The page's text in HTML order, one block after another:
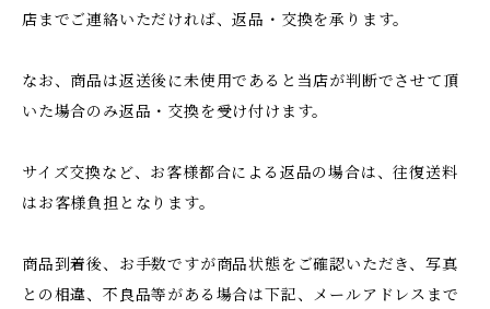
店までご連絡いただければ、返品・交換を承ります。
なお、商品は返送後に未使用であると当店が判断でさせて頂
いた場合のみ返品・交換を受け付けます。
サイズ交換など、お客様都合による返品の場合は、往復送料
はお客様負担となります。
商品到着後、お手数ですが商品状態をご確認いただき、写真
との相違、不良品等がある場合は下記、メールアドレスまで